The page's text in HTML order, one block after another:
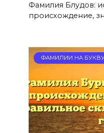
Фамилия Блудов:
происхождение,
ФАМИЛИИ НА